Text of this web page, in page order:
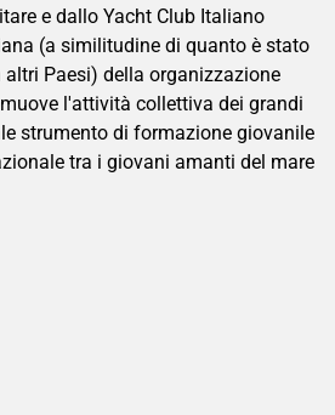
e dallo Yacht Club Italiano
(a similitudine di quanto è stato
Paesi) della organizzazione
l'attività collettiva dei grandi
strumento di formazione giovanile
tra i giovani amanti del mare